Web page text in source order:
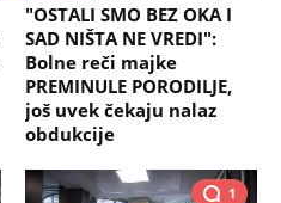
"OSTALI SMO BEZ OKA I
SAD NIŠTA NE VREDI":
Bolne reči majke
PREMINULE PORODILJE,
još uvek čekaju nalaz
obdukcije
1